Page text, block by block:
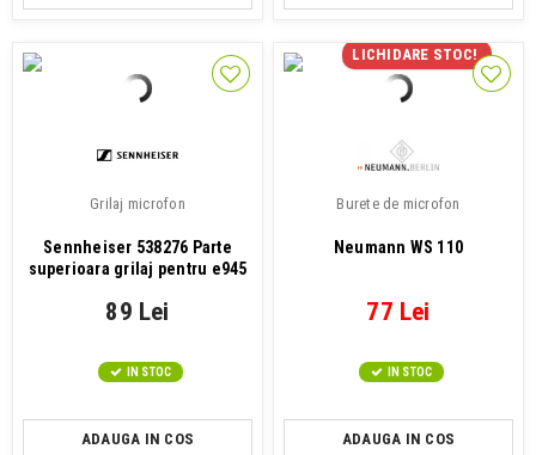
Grilaj microfon
Sennheiser 538276 Parte
superioara grilaj pentru e945
89 Lei
IN STOC
ADAUGA IN COS
LICHIDARE STOC!
Burete de microfon
Neumann WS 110
77 Lei
IN STOC
ADAUGA IN COS